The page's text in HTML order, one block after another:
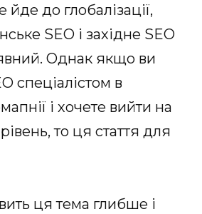
йде до глобалізації,
SEO і західне SEO
Однак якщо ви
спеціалістом в
і хочете вийти на
то ця стаття для
ця тема глибше і